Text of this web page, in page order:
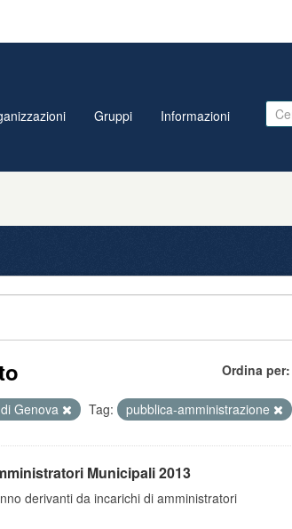
Gruppi Informazioni
Ordina per
Genova Tag: pubblica-amministrazione
Municipali 2013
derivanti da incarichi di amministratori